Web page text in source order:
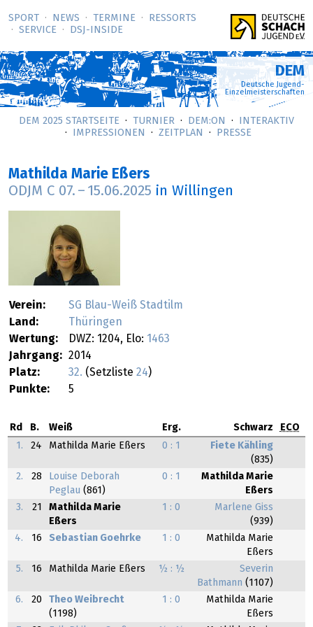
SPORT NEWS TERMINE
RESSORTS
SERVICE
DSJ-­INSIDE
DEM
Deutsche Jugend-
Einzelmeisterschaften
DEM 2025 STARTSEITE TURNIER DEM:ON
INTERAKTIV
IMPRESSIONEN
ZEITPLAN PRESSE
Mathilda Marie Eßers
ODJM C 07. – 15.06.2025 in Willingen
Verein:
SG Blau-Weiß Stadtilm
Land:
Thüringen
Wertung:
DWZ: 1204, Elo: 1463
Jahrgang: 2014
Platz:
32. (Setzliste 24)
Punkte:
5
Rd B. Weiß Erg. Schwarz
ECO
1.
24 Mathilda Marie Eßers 0 : 1
Fiete Kähling
(835)
2.
28
Louise Deborah
Peglau (861)
0 : 1
Mathilda Marie
Eßers
3.
21
Mathilda Marie
Eßers
1 : 0
Marlene Giss
(939)
4.
16 Sebastian Goehrke 1 : 0
Mathilda Marie
Eßers
5.
16 Mathilda Marie Eßers ½ : ½
Severin
Bathmann (1107)
6.
20
Theo Weibrecht
(1198)
1 : 0
Mathilda Marie
Eßers